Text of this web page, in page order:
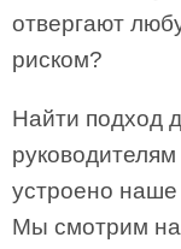
отвергают
риском?
Найти подход
устроено наше
Мы смотрим на